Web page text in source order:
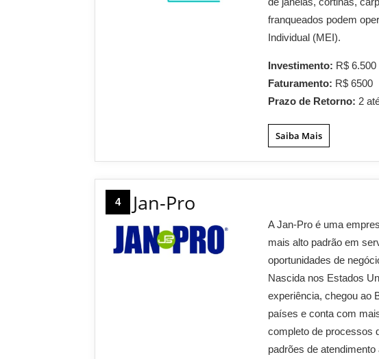
franqueados podem
Individual (MEI).
Investimento: R$
Faturamento: R$ 6500
Prazo de Retorno: 2
Saiba Mais
4 Jan-Pro
A Jan-Pro é uma
mais alto padrão em
oportunidades de
Nascida nos Estados
experiência, chegou ao
países e conta com
completo de processos
padrões de atendimento